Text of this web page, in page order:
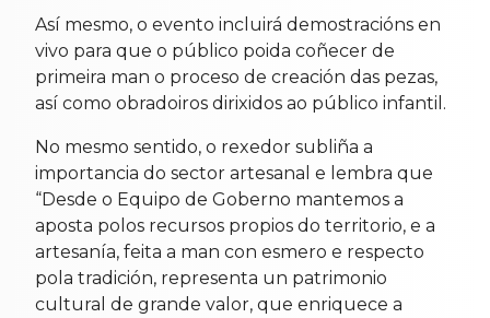
Así mesmo, o evento incluirá demostracións en
vivo para que o público poida coñecer de
primeira man o proceso de creación das pezas,
así como obradoiros dirixidos ao público infantil.
No mesmo sentido, o rexedor subliña a
importancia do sector artesanal e lembra que
“Desde o Equipo de Goberno mantemos a
aposta polos recursos propios do territorio, e a
artesanía, feita a man con esmero e respecto
pola tradición, representa un patrimonio
cultural de grande valor, que enriquece a